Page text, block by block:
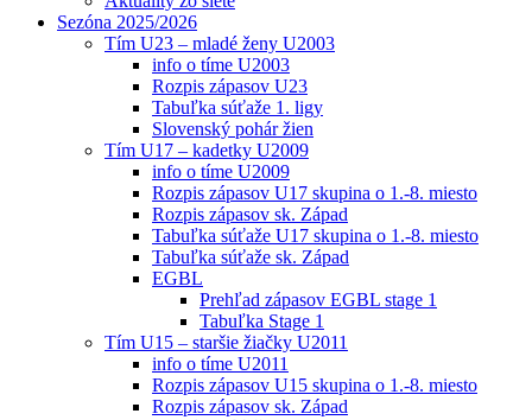
Sezóna 2025/2026
Tím U23 – mladé ženy U2003
info o tíme U2003
Rozpis zápasov U23
Tabuľka súťaže 1. ligy
Slovenský pohár žien
Tím U17 – kadetky U2009
info o tíme U2009
Rozpis zápasov U17 skupina o 1.-8. miesto
Rozpis zápasov sk. Západ
Tabuľka súťaže U17 skupina o 1.-8. miesto
Tabuľka súťaže sk. Západ
EGBL
Prehľad zápasov EGBL stage 1
Tabuľka Stage 1
Tím U15 – staršie žiačky U2011
info o tíme U2011
Rozpis zápasov U15 skupina o 1.-8. miesto
Rozpis zápasov sk. Západ